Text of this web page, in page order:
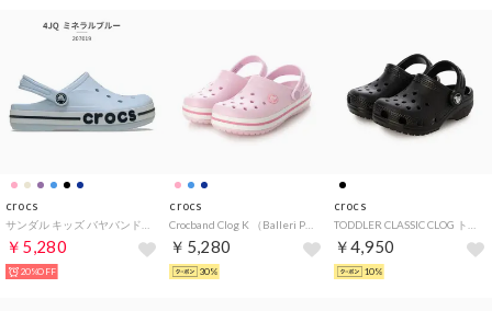
crocs
￥5,280
20%OFF
crocs
￥5,280
30%
crocs
￥4,950
10%